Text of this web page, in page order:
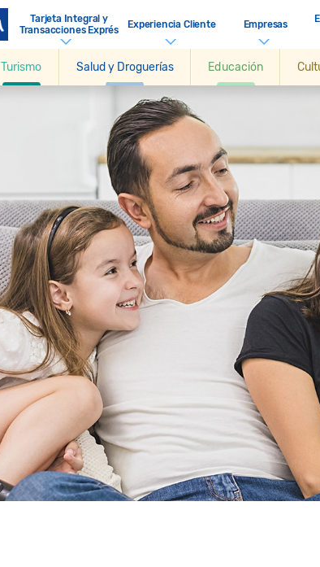
Tarjeta Integral y
Transacciones Exprés
Experiencia Cliente Empresas
Turismo Salud y Droguerías Educación